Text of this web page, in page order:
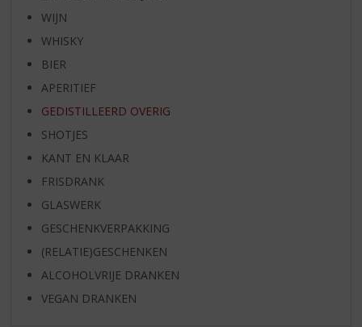
WIJN
WHISKY
BIER
APERITIEF
GEDISTILLEERD OVERIG
SHOTJES
KANT EN KLAAR
FRISDRANK
GLASWERK
GESCHENKVERPAKKING
(RELATIE)GESCHENKEN
ALCOHOLVRIJE DRANKEN
VEGAN DRANKEN